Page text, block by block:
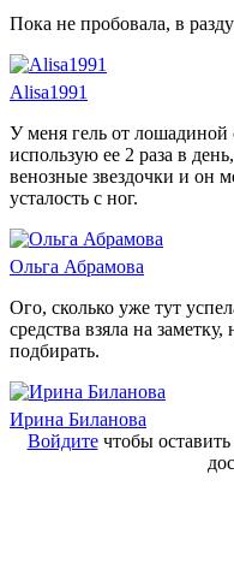
Пока не пробовала, в
Alisa1991
У меня гель от лошадиной
использую ее 2 раза в
венозные звездочки и он
усталость с ног.
Ольга Абрамова
Ого, сколько уже тут
средства взяла на
подбирать.
Ирина Биланова
Войдитечтобы